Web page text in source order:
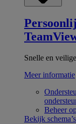
Snelle en
Meer informatie
Beheer
Bekijk